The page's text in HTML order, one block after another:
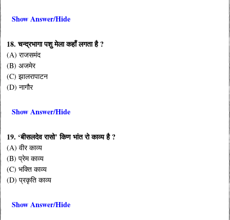
Show Answer/Hide
18. चन्द्रभागा पशु मेला कहाँ लगता है ?
(A) राजसमंद
(B) अजमेर
(C) झालरापाटन
(D) नागौर
Show Answer/Hide
19. ‘बीसलदेव रासो’ किण भांत रो काव्य है ?
(A) वीर काव्य
(B) प्रेम काव्य
(C) भक्ति काव्य
(D) प्रकृति काव्य
Show Answer/Hide